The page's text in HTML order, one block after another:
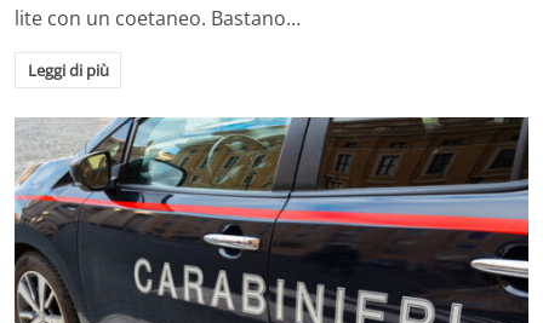
lite con un coetaneo. Bastano…
Leggi di più